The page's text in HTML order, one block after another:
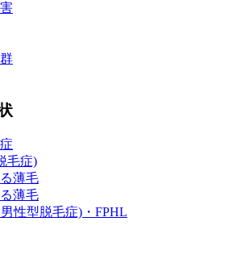
毛症)
薄毛
薄毛
性型脱毛症)・FPHL